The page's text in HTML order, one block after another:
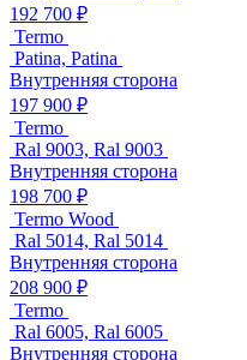
192 700 ₽
Termo
Patina, Patina
Внутренняя сторона
197 900 ₽
Termo
Ral 9003, Ral 9003
Внутренняя сторона
198 700 ₽
Termo Wood
Ral 5014, Ral 5014
Внутренняя сторона
208 900 ₽
Termo
Ral 6005, Ral 6005
Внутренняя сторона